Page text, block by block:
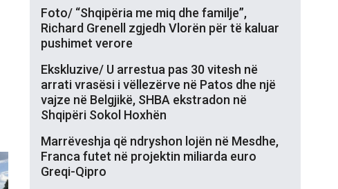
Foto/ “Shqipëria me miq dhe familje”,
Richard Grenell zgjedh Vlorën për të kaluar
pushimet verore
Ekskluzive/ U arrestua pas 30 vitesh në
arrati vrasësi i vëllezërve në Patos dhe një
vajze në Belgjikë, SHBA ekstradon në
Shqipëri Sokol Hoxhën
Marrëveshja që ndryshon lojën në Mesdhe,
Franca futet në projektin miliarda euro
Greqi-Qipro